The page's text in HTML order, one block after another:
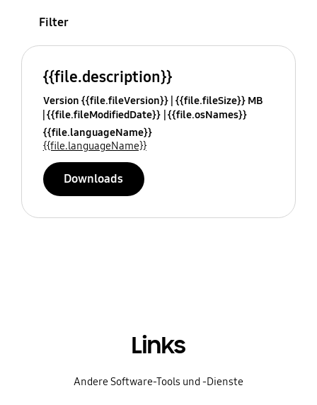
Filter
{{file.description}}
Version {{file.fileVersion}} {{file.fileSize}} MB
{{file.fileModifiedDate}} {{file.osNames}}
{{file.languageName}}
{{file.languageName}}
Downloads
Links
Andere Software-Tools und -Dienste